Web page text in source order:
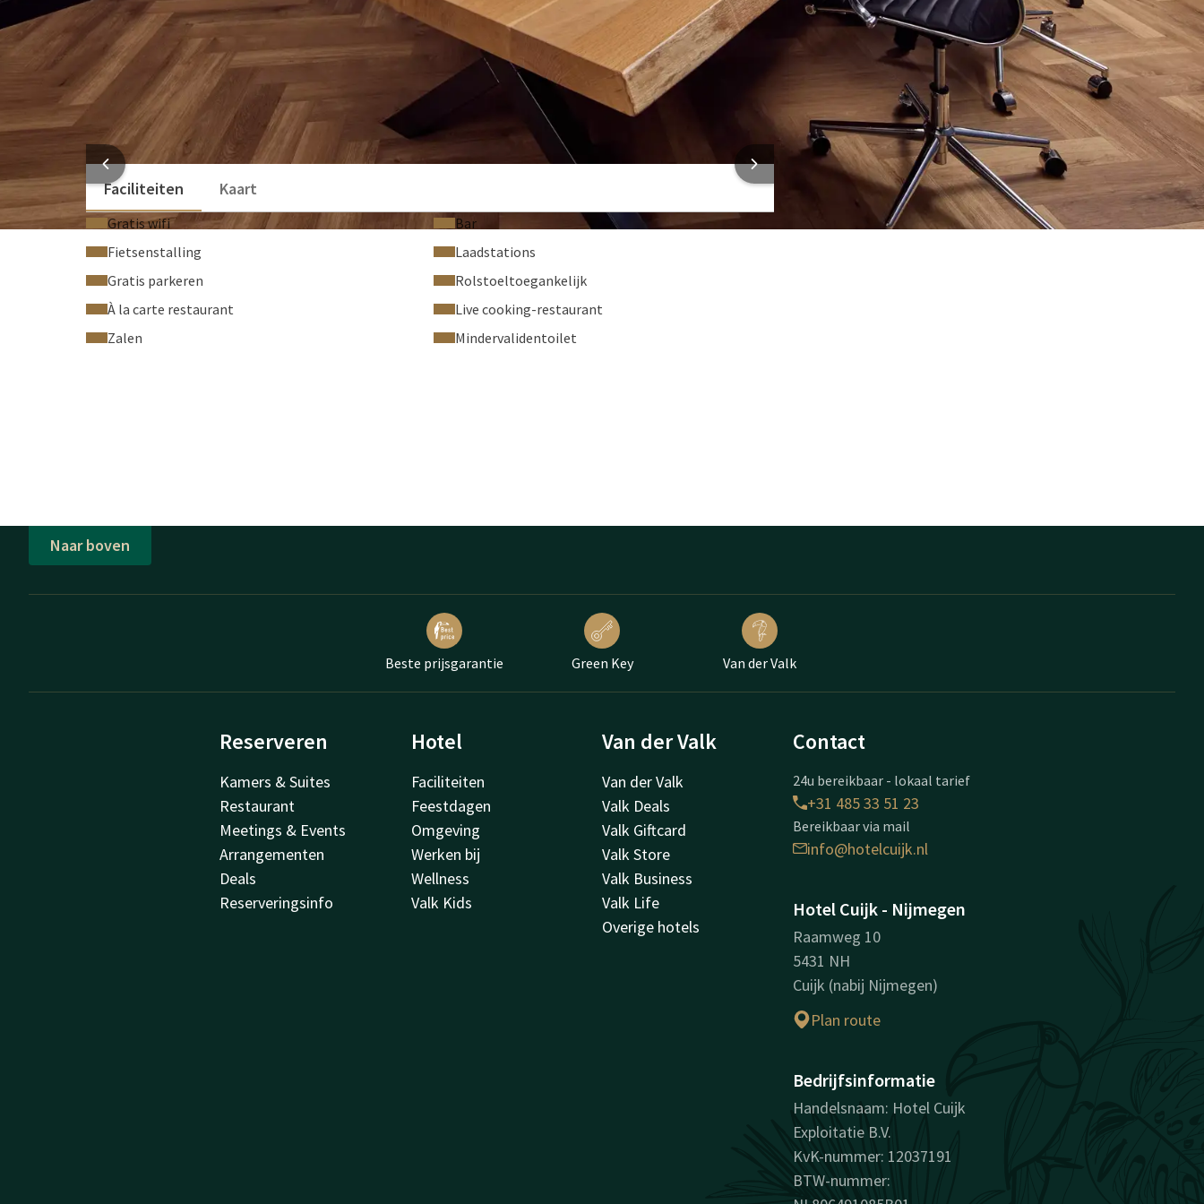
Geluidswerende wanden
Telefoon
Professioneel lichtplan
Rolstoeltoegankelijk
Optionele faciliteiten
Beamer (€ 50,00 per stuk)
Flip-over (€ 15,00 per stuk)
Geluidssysteem (€ 147,00 per stuk)
Katheder (€ 25,00 per stuk)
HOTEL INFORMATIE
Faciliteiten
Kaart
Gratis wifi
Bar
Fietsenstalling
Laadstations
Gratis parkeren
Rolstoeltoegankelijk
À la carte restaurant
Live cooking-restaurant
Zalen
Mindervalidentoilet
Naar boven
Beste prijsgarantie Green Key Van der Valk
Reserveren
Kamers & Suites
Restaurant
Meetings & Events
Arrangementen
Deals
Reserveringsinfo
Hotel
Faciliteiten
Feestdagen
Omgeving
Werken bij
Wellness
Valk Kids
Van der Valk
Van der Valk
Valk Deals
Valk Giftcard
Valk Store
Valk Business
Valk Life
Overige hotels
Contact
24u bereikbaar - lokaal tarief
+31 485 33 51 23
Bereikbaar via mail
info@hotelcuijk.nl
Hotel Cuijk - Nijmegen
Raamweg 10
5431 NH
Cuijk (nabij Nijmegen)
Plan route
Bedrijfsinformatie
Handelsnaam: Hotel Cuijk
Exploitatie B.V.
KvK-nummer: 12037191
BTW-nummer: